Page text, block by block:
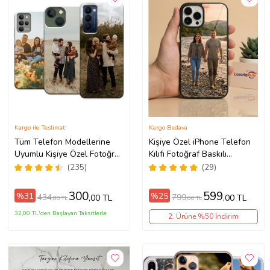
Tüm Telefon Modellerine
Uyumlu Kişiye Özel Fotoğraf
Baskılı Telefon Kılıfı
(235)
Kargo ile Teslimat
%31 434,80 TL 300,00 TL
32,00 TL'den Başlayan Taksitlerle
Kişiye Özel iPhone Telefon
Kılıfı Fotoğraf Baskılı
11/13/14/14Pro/14ProMax/15/
(29)
Kargo Bedava
%25 799,00 TL 599,00 TL
2. Ürüne %50 İndirim